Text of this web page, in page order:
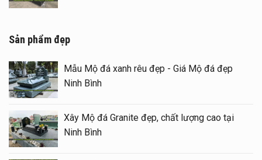
Sản phẩm đẹp
Mẫu Mộ đá xanh rêu đẹp - Giá Mộ đá đẹp
Ninh Bình
Xây Mộ đá Granite đẹp, chất lượng cao tại
Ninh Bình